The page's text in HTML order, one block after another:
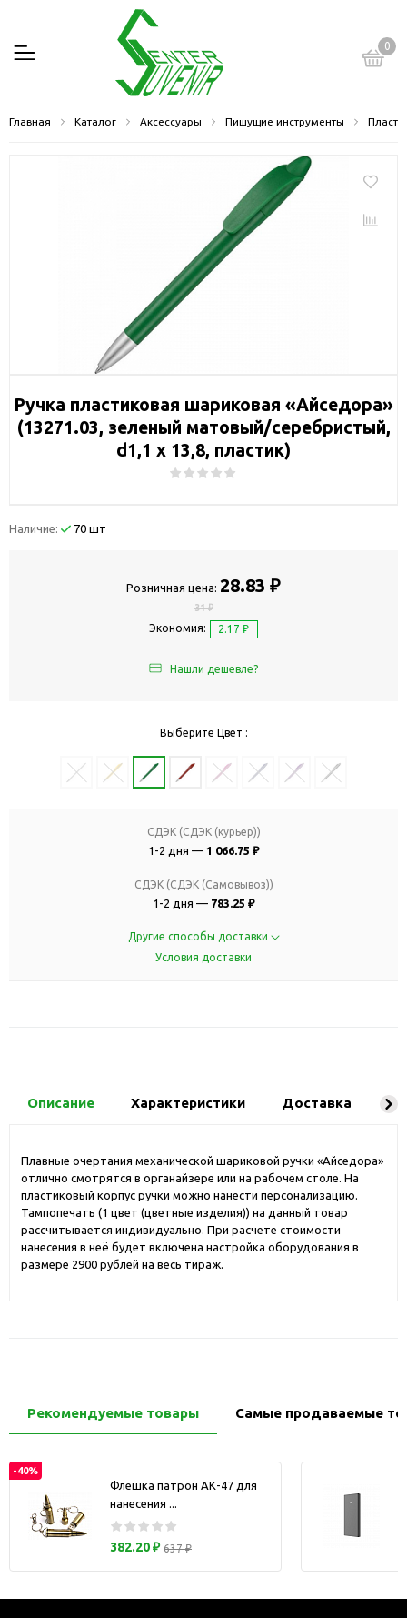
0
Главная Каталог Аксессуары Пишущие инструменты
Ручка пластиковая шариковая «Айседора»
(13271.03, зеленый матовый/серебристый,
d1,1 х 13,8, пластик)
Наличие: 70 шт
Розничная цена: 28.83 ₽
31 ₽
Экономия: 2.17 ₽
Нашли дешевле?
Выберите Цвет :
СДЭК (СДЭК (курьер))
1-2 дня — 1 066.75 ₽
СДЭК (СДЭК (Самовывоз))
1-2 дня — 783.25 ₽
Другие способы доставки
Условия доставки
Описание Характеристики Доставка
Плавные очертания механической шариковой ручки «Айседора»
отлично смотрятся в органайзере или на рабочем столе. На
пластиковый корпус ручки можно нанести персонализацию.
Тампопечать (1 цвет (цветные изделия)) на данный товар
рассчитывается индивидуально. При расчете стоимости
нанесения в неё будет включена настройка оборудования в
размере 2900 рублей на весь тираж.
Рекомендуемые товары Самые продаваемые
-40%
Флешка патрон АК-47 для
нанесения ...
382.20 ₽ 637 ₽